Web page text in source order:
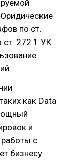
по ст.
ст. 272.1 УК
как Data
и
с
бизнесу